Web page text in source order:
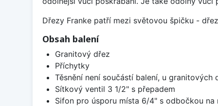
Dřezy Franke patří mezi světovou špičku -
Obsah balení
Granitový dřez
Příchytky
Těsnění není součástí balení, u
Sítkový ventil 3 1/2" s přepadem
Sifon pro úsporu místa 6/4" s odbočkou na